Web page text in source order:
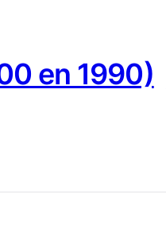
en 1990)